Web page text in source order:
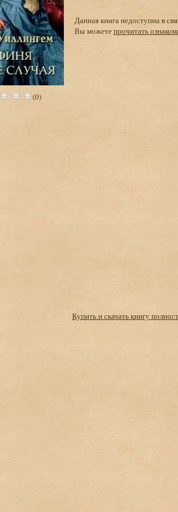
(0)
Данная книга недоступна в
Вы можетепрочитать
Купить и скачать книгу